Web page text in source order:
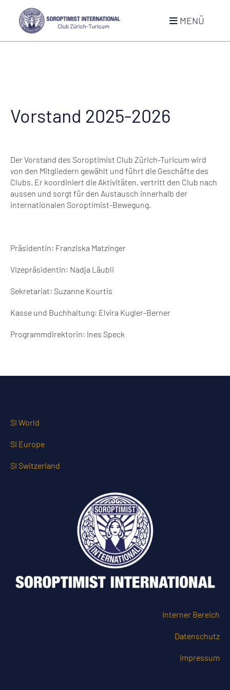
MENÜ
Vorstand 2025-2026
Der Vorstand des Soroptimist Club Zürich-Turicum wird
von den Mitgliedern gewählt und führt die Geschäfte des
Clubs. Er koordiniert die Aktivitäten, vertritt den Club nach
aussen und sorgt für den Austausch innerhalb der
internationalen Soroptimist-Bewegung.
Präsidentin: Franziska Matzinger
Vizepräsidentin: Nadja Läubli
Sekretariat: Suzanne Kourtis
Kasse und Buchhaltung: Elvira Kugler-Berner
Programmdirektorin: Ines Speck
SI World
SI Europe
SI Switzerland
Interner Bereich
Datenschutz
Impressum